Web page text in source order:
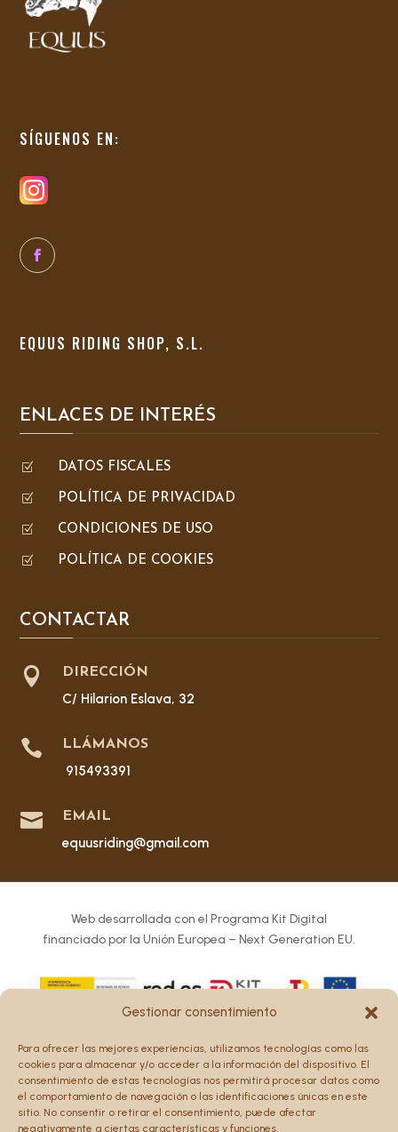
Gestionar consentimiento
Para ofrecer las mejores experiencias, utilizamos tecnologías como las
cookies para almacenar y/o acceder a la información del dispositivo. El
consentimiento de estas tecnologías nos permitirá procesar datos como
el comportamiento de navegación o las identificaciones únicas en este
sitio. No consentir o retirar el consentimiento, puede afectar
negativamente a ciertas características y funciones.
SÍGUENOS EN:
EQUUS RIDING SHOP, S.L.
ENLACES DE INTERÉS
Z DATOS FISCALES
Z POLÍTICA DE PRIVACIDAD
Z CONDICIONES DE USO
Z POLÍTICA DE COOKIES
CONTACTAR
 DIRECCIÓN
C/ Hilarion Eslava, 32
 LLÁMANOS
915493391
 EMAIL
equusriding@gmail.com
Web desarrollada con el Programa Kit Digital
financiado por la Unión Europea – Next Generation EU.
son únicamente los del autor o autores y no reflejan
necesariamente los de la Unión Europea o la Comisión
Europea.
Ni la Unión Europea ni la Comisión Europea pueden ser